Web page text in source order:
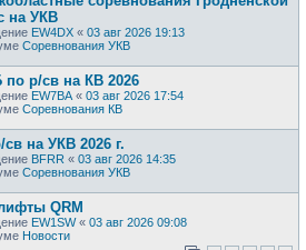
на УКВ
EW4DX « 03 авг 2026 19:13
Соревнования УКВ
р/св на КВ 2026
EW7BA « 03 авг 2026 17:54
Соревнования КВ
на УКВ 2026 г.
BFRR « 03 авг 2026 14:35
Соревнования УКВ
QRM
EW1SW« 03 авг 2026 09:08
Новости